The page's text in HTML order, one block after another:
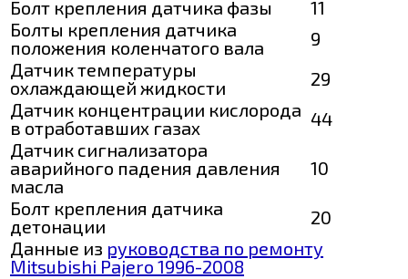
Болт крепления датчика фазы
11
Болты крепления датчика
положения коленчатого вала
9
Датчик температуры
охлаждающей жидкости
29
Датчик концентрации кислорода
в отработавших газах
44
Датчик сигнализатора
аварийного падения давления
масла
10
Болт крепления датчика
детонации
20
Данные из руководства по ремонту
Mitsubishi Pajero 1996-2008